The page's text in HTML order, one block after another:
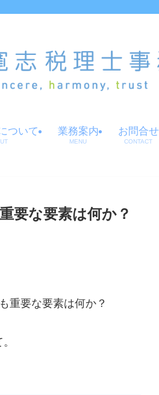
ついて 業務案内
MENU
お問合せ
CONTACT
要な要素は何か？
重要な要素は何か？